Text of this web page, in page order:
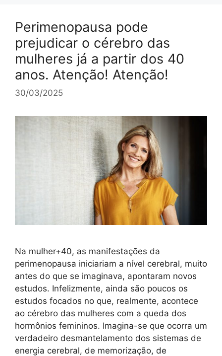
Perimenopausa pode
prejudicar o cérebro das
mulheres já a partir dos 40
anos. Atenção! Atenção!
30/03/2025
Na mulher+40, as manifestações da
perimenopausa iniciariam a nível cerebral, muito
antes do que se imaginava, apontaram novos
estudos. Infelizmente, ainda são poucos os
estudos focados no que, realmente, acontece
ao cérebro das mulheres com a queda dos
hormônios femininos. Imagina-se que ocorra um
verdadeiro desmantelamento dos sistemas de
energia cerebral, de memorização, de